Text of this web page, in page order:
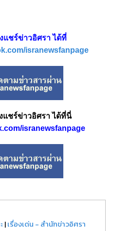
แชร์ข่าวอิศรา ได้ที่
isranewsfanpage
แชร์ข่าวอิศรา ได้ที่นี่
isranewsfanpage
|เรื่องเด่น - สำนักข่าวอิศรา